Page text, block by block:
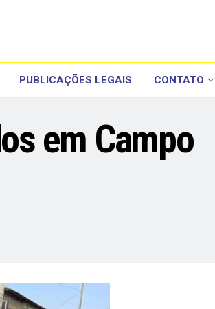
PUBLICAÇÕES LEGAIS CONTATO
em Campo